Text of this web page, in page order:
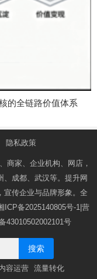
的全链路价值体系
隐私政策
商家、企业机构、网店，
、成都、武汉等。提升网
宣传企业与品牌形象。全
ICP备2025140805号-1|营
43010502002101号
搜索
容运营 流量转化